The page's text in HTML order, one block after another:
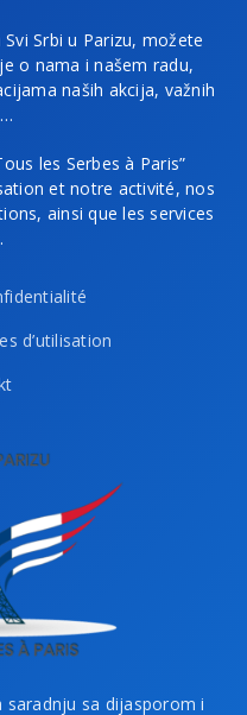
Srbi u Parizu, možete
o nama i našem radu,
naših akcija, važnih
les Serbes à Paris”
et notre activité, nos
ainsi que les services
d’utilisation
saradnju sa dijasporom i